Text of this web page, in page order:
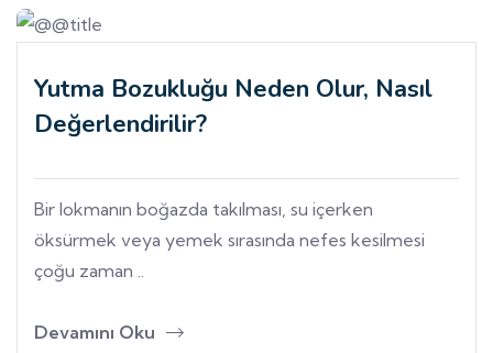
Yutma Bozukluğu Neden Olur, Nasıl
Değerlendirilir?
Bir lokmanın boğazda takılması, su içerken
öksürmek veya yemek sırasında nefes kesilmesi
çoğu zaman ..
Devamını Oku